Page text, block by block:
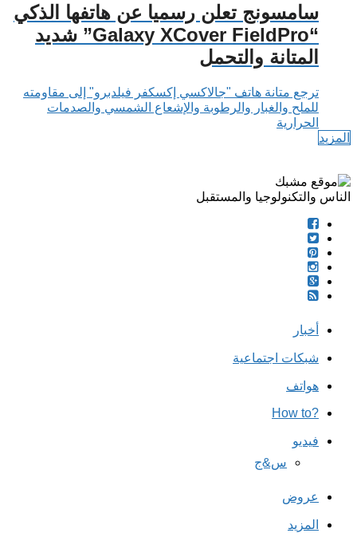
سامسونج تعلن رسميا عن هاتفها الذكي
“Galaxy XCover FieldPro” شديد
المتانة والتحمل
ترجع متانة هاتف "جالاكسي إكسكفر فيلدبرو" إلى مقاومته
للملح والغبار والرطوبة والإشعاع الشمسي والصدمات
الحرارية
المزيد
الناس والتكنولوجيا والمستقبل
أخبار
شبكات اجتماعية
هواتف
?How to
فيديو
س&ج
عروض
المزيد